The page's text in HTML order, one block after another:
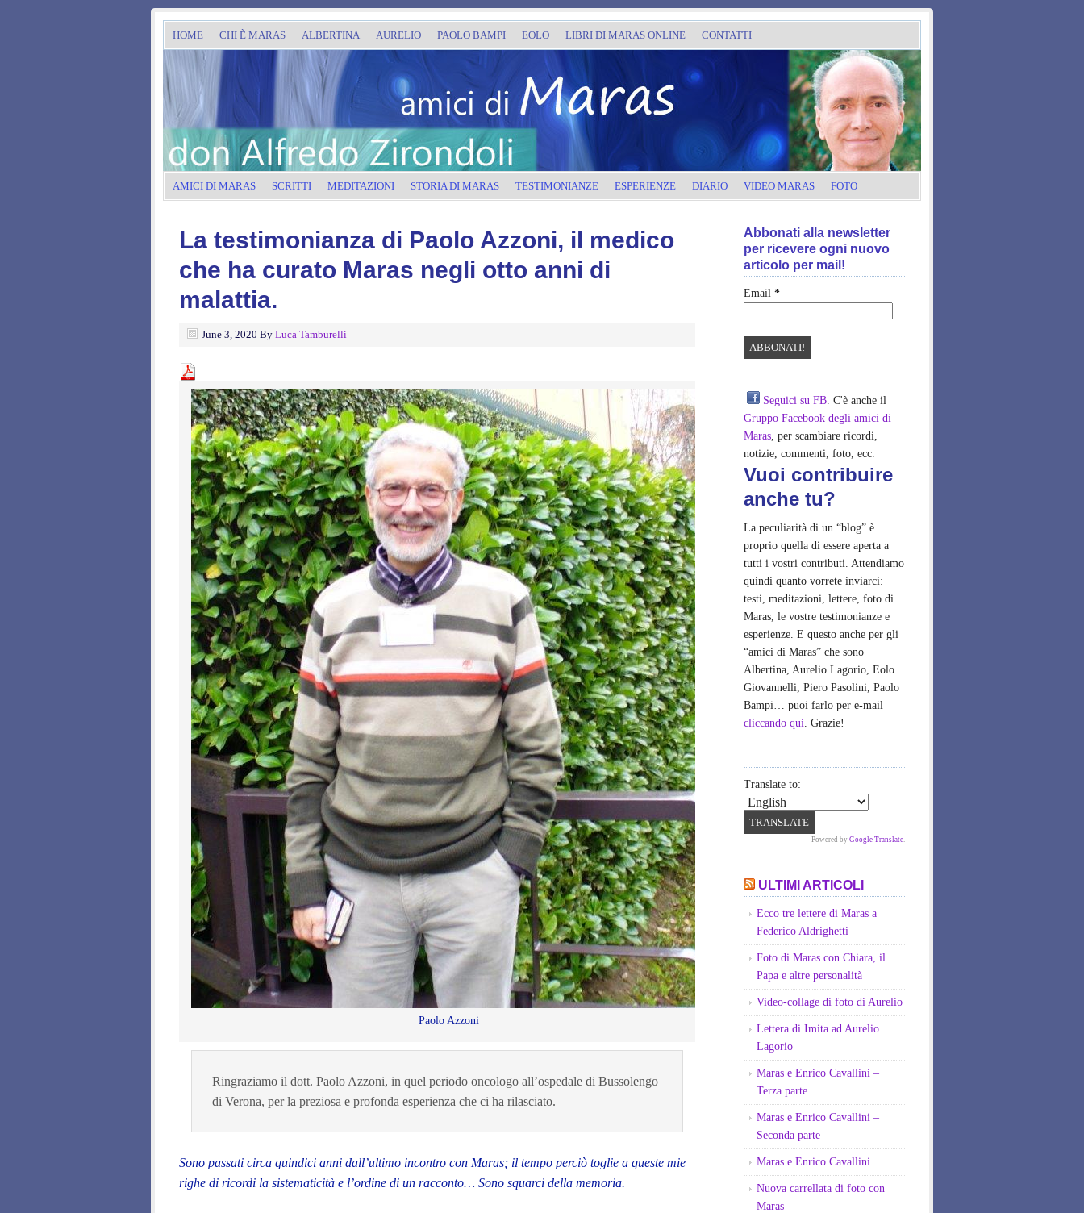
HOME CHI È MARAS ALBERTINA AURELIO PAOLO BAMPI EOLO LIBRI DI MARAS ONLINE CONTATTI
AMICI DI MARAS SCRITTI MEDITAZIONI STORIA DI MARAS TESTIMONIANZE ESPERIENZE DIARIO VIDEO MARAS FOTO
La testimonianza di Paolo Azzoni, il medico
che ha curato Maras negli otto anni di
malattia.
June 3, 2020 By Luca Tamburelli
Paolo Azzoni
Ringraziamo il dott. Paolo Azzoni, in quel periodo oncologo all’ospedale di Bussolengo
di Verona, per la preziosa e profonda esperienza che ci ha rilasciato.
Sono passati circa quindici anni dall’ultimo incontro con Maras; il tempo perciò toglie a queste mie
righe di ricordi la sistematicità e l’ordine di un racconto… Sono squarci della memoria.
Abbonati alla newsletter
per ricevere ogni nuovo
articolo per mail!
Email *
Seguici su FB. C'è anche il
Gruppo Facebook degli amici di
Maras, per scambiare ricordi,
notizie, commenti, foto, ecc.
Vuoi contribuire
anche tu?
La peculiarità di un “blog” è
proprio quella di essere aperta a
tutti i vostri contributi. Attendiamo
quindi quanto vorrete inviarci:
testi, meditazioni, lettere, foto di
Maras, le vostre testimonianze e
esperienze. E questo anche per gli
“amici di Maras” che sono
Albertina, Aurelio Lagorio, Eolo
Giovannelli, Piero Pasolini, Paolo
Bampi… puoi farlo per e-mail
cliccando qui. Grazie!
Translate to:
Powered by Google Translate.
ULTIMI ARTICOLI
Ecco tre lettere di Maras a
Federico Aldrighetti
Foto di Maras con Chiara, il
Papa e altre personalità
Video-collage di foto di Aurelio
Lettera di Imita ad Aurelio
Lagorio
Maras e Enrico Cavallini –
Terza parte
Maras e Enrico Cavallini –
Seconda parte
Maras e Enrico Cavallini
Nuova carrellata di foto con
Maras